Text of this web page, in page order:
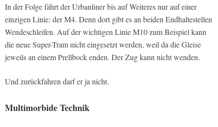
In der Folge fährt der Urbanliner bis auf Weiteres nur auf einer
einzigen Linie: der M4. Denn dort gibt es an beiden Endhaltestellen
Wendeschleifen. Auf der wichtigen Linie M10 zum Beispiel kann
die neue Super-Tram nicht eingesetzt werden, weil da die Gleise
jeweils an einem Prellbock enden. Der Zug kann nicht wenden.
Und zurückfahren darf er ja nicht.
Multimorbide Technik